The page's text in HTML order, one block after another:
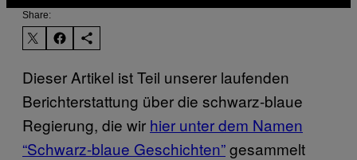
Share:
Dieser Artikel ist Teil unserer laufenden
Berichterstattung über die schwarz-blaue
Regierung, die wir hier unter dem Namen
“Schwarz-blaue Geschichten”gesammelt